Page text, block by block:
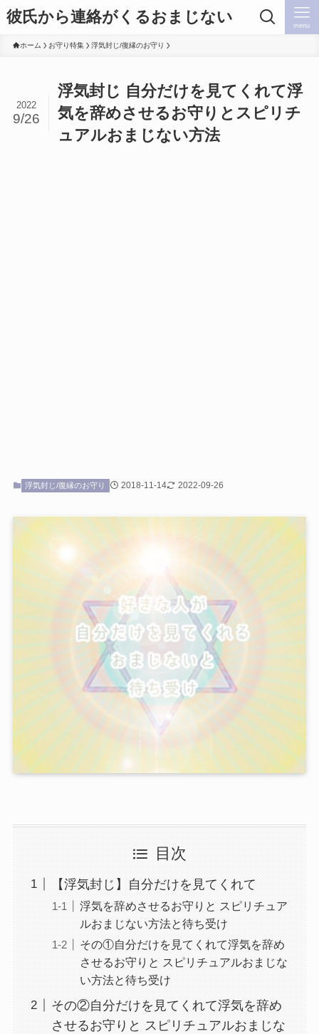
彼氏から連絡がくるおまじない menu
ホーム お守り特集 浮気封じ/復縁のお守り
浮気封じ 自分だけを見てくれて浮
気を辞めさせるお守りとスピリチ
ュアルおまじない方法
2022
9/26
浮気封じ/復縁のお守り 2018-11-14 2022-09-26
目次
【浮気封じ】自分だけを見てくれて
浮気を辞めさせるお守りと スピリチュア
ルおまじない方法と待ち受け
その①自分だけを見てくれて浮気を辞め
させるお守りと スピリチュアルおまじな
い方法と待ち受け
その②自分だけを見てくれて浮気を辞め
させるお守りと スピリチュアルおまじな